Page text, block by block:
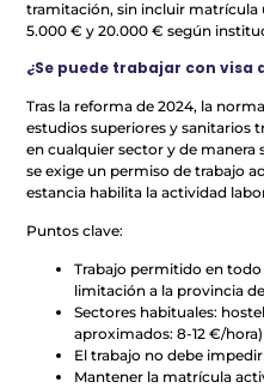
tramitación, sin incluir matrícula
5.000 € y 20.000 € según
¿Se puede trabajar con visa
Tras la reforma de 2024, la
estudios superiores y sanitarios
en cualquier sector y de manera
se exige un permiso de trabajo
estancia habilita la actividad
Puntos clave:
Trabajo permitido en
limitación a la provincia
Sectores habituales:
aproximados: 8-12 €/hora)
El trabajo no debe
Mantener la matrícula